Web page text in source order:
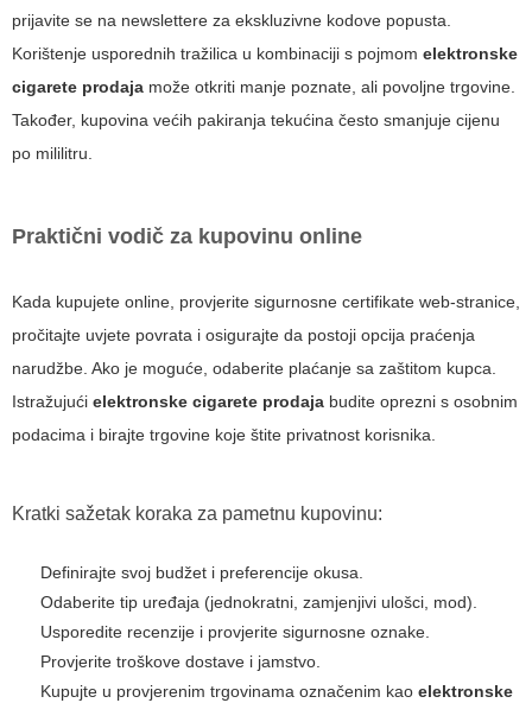
prijavite se na newslettere za ekskluzivne kodove popusta.
Korištenje usporednih tražilica u kombinaciji s pojmom elektronske
cigarete prodaja može otkriti manje poznate, ali povoljne trgovine.
Također, kupovina većih pakiranja tekućina često smanjuje cijenu
po mililitru.
Praktični vodič za kupovinu online
Kada kupujete online, provjerite sigurnosne certifikate web-stranice,
pročitajte uvjete povrata i osigurajte da postoji opcija praćenja
narudžbe. Ako je moguće, odaberite plaćanje sa zaštitom kupca.
Istražujući elektronske cigarete prodaja budite oprezni s osobnim
podacima i birajte trgovine koje štite privatnost korisnika.
Kratki sažetak koraka za pametnu kupovinu:
Definirajte svoj budžet i preferencije okusa.
Odaberite tip uređaja (jednokratni, zamjenjivi ulošci, mod).
Usporedite recenzije i provjerite sigurnosne oznake.
Provjerite troškove dostave i jamstvo.
Kupujte u provjerenim trgovinama označenim kao elektronske